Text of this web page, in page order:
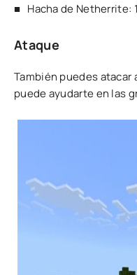
■ Hacha de Netherrite:
Ataque
También puedes atacar
puede ayudarte en las